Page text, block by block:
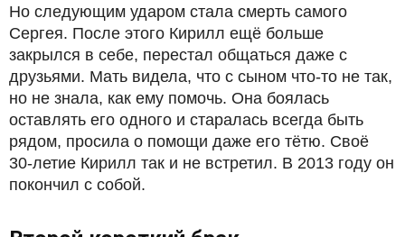
Но следующим ударом стала смерть самого
Сергея. После этого Кирилл ещё больше
закрылся в себе, перестал общаться даже с
друзьями. Мать видела, что с сыном что-то не так,
но не знала, как ему помочь. Она боялась
оставлять его одного и старалась всегда быть
рядом, просила о помощи даже его тётю. Своё
30-летие Кирилл так и не встретил. В 2013 году он
покончил с собой.